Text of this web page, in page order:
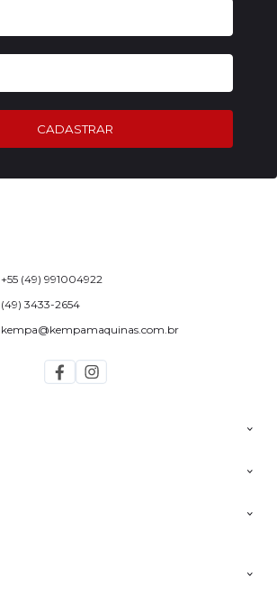
CADASTRAR
+55 (49) 991004922
(49) 3433-2654
kempa@kempamaquinas.com.br